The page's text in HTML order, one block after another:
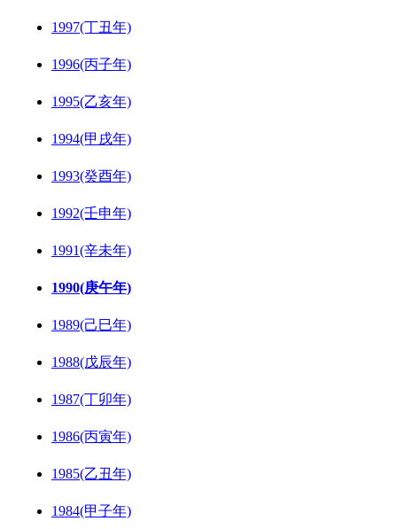
1997(丁丑年)
1996(丙子年)
1995(乙亥年)
1994(甲戌年)
1993(癸酉年)
1992(壬申年)
1991(辛未年)
1990(庚午年)
1989(己巳年)
1988(戊辰年)
1987(丁卯年)
1986(丙寅年)
1985(乙丑年)
1984(甲子年)